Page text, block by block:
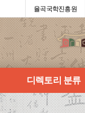
율곡국학진흥원
디렉토리 분류